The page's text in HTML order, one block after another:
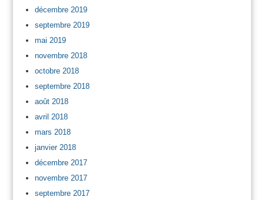
décembre 2019
septembre 2019
mai 2019
novembre 2018
octobre 2018
septembre 2018
août 2018
avril 2018
mars 2018
janvier 2018
décembre 2017
novembre 2017
septembre 2017